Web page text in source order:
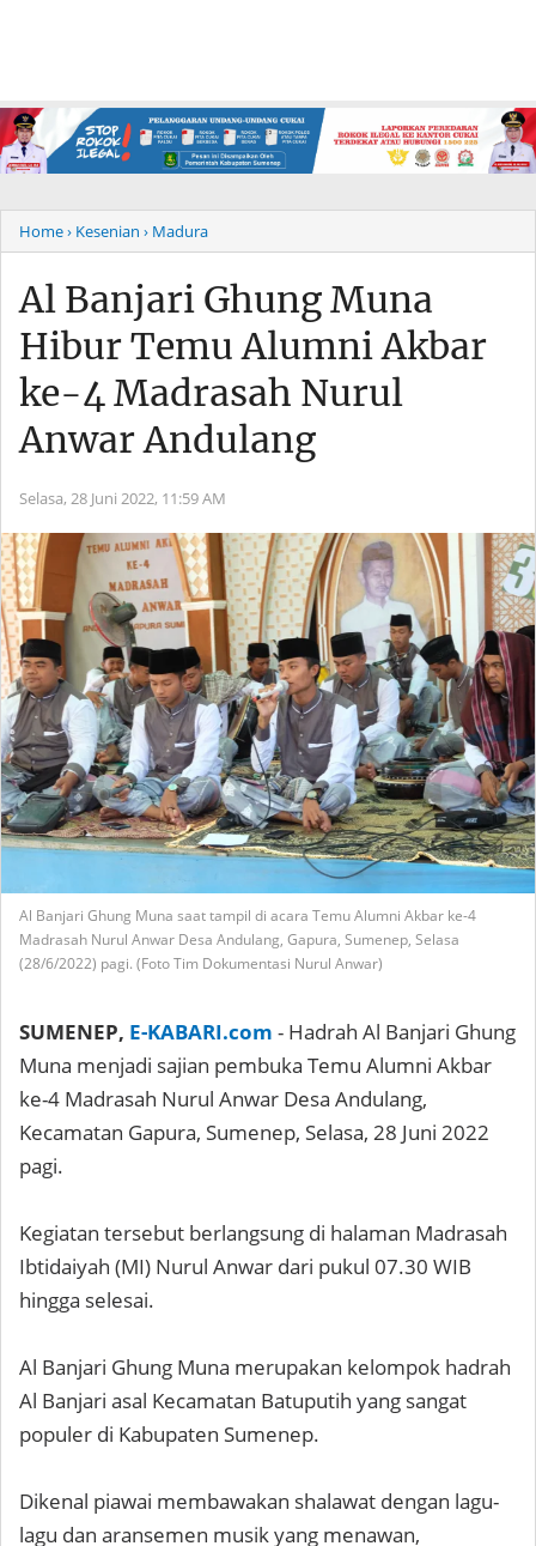
Home› Kesenian › Madura
Al Banjari Ghung Muna
Hibur Temu Alumni Akbar
ke-4 Madrasah Nurul
Anwar Andulang
Selasa, 28 Juni 2022, 11:59 AM
Al Banjari Ghung Muna saat tampil di acara Temu Alumni Akbar ke-4
Madrasah Nurul Anwar Desa Andulang, Gapura, Sumenep, Selasa
(28/6/2022) pagi. (Foto Tim Dokumentasi Nurul Anwar)
SUMENEP, E-KABARI.com - Hadrah Al Banjari Ghung
Muna menjadi sajian pembuka Temu Alumni Akbar
ke-4 Madrasah Nurul Anwar Desa Andulang,
Kecamatan Gapura, Sumenep, Selasa, 28 Juni 2022
pagi.
Kegiatan tersebut berlangsung di halaman Madrasah
Ibtidaiyah (MI) Nurul Anwar dari pukul 07.30 WIB
hingga selesai.
Al Banjari Ghung Muna merupakan kelompok hadrah
Al Banjari asal Kecamatan Batuputih yang sangat
populer di Kabupaten Sumenep.
Dikenal piawai membawakan shalawat dengan lagu-
lagu dan aransemen musik yang menawan,